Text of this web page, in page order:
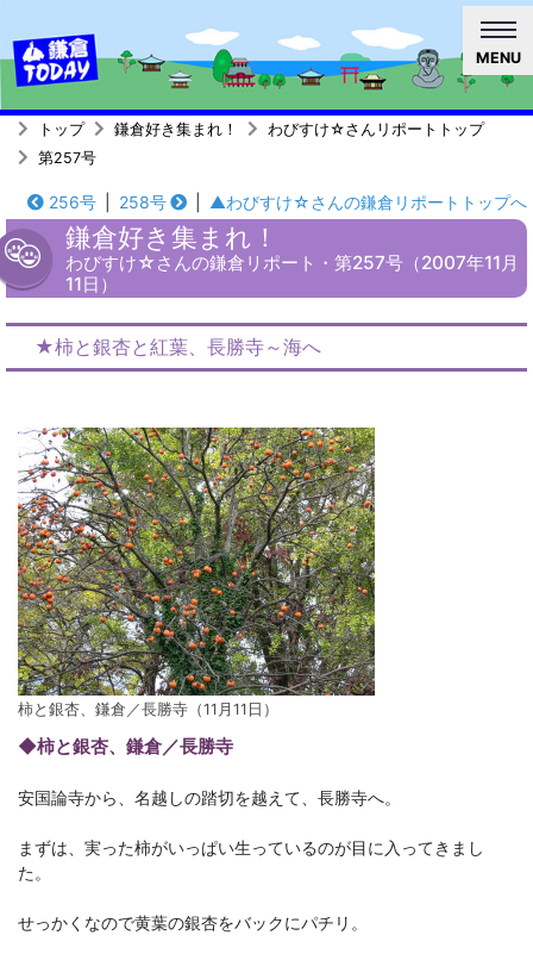
MENU
トップ 鎌倉好き集まれ！
わびすけ☆さんリポートトップ
第257号
256号 258号 ▲わびすけ☆さんの鎌倉リポートトップへ
鎌倉好き集まれ！
わびすけ☆さんの鎌倉リポート・第257号（2007年11月
11日）
★柿と銀杏と紅葉、長勝寺～海へ
柿と銀杏、鎌倉／長勝寺（11月11日）
◆柿と銀杏、鎌倉／長勝寺
安国論寺から、名越しの踏切を越えて、長勝寺へ。
まずは、実った柿がいっぱい生っているのが目に入ってきまし
た。
せっかくなので黄葉の銀杏をバックにパチリ。